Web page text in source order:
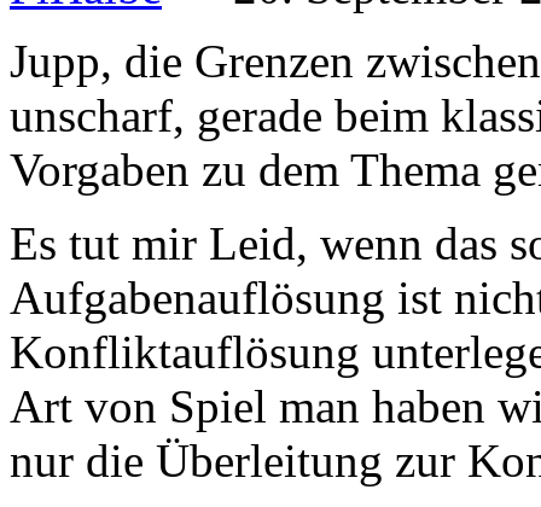
Jupp, die Grenzen
unscharf, gerade beim
Vorgaben zu dem Thema
Es tut mir Leid, wenn das
Aufgabenauflösung ist
Konfliktauflösung
Art von Spiel man haben
nur die Überleitung zur